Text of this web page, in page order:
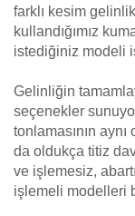
farklı kesim
kullandığımız
istediğiniz modeli
Gelinliğin
seçenekler
tonlamasının
da oldukça titiz
ve işlemesiz,
işlemeli modelleri